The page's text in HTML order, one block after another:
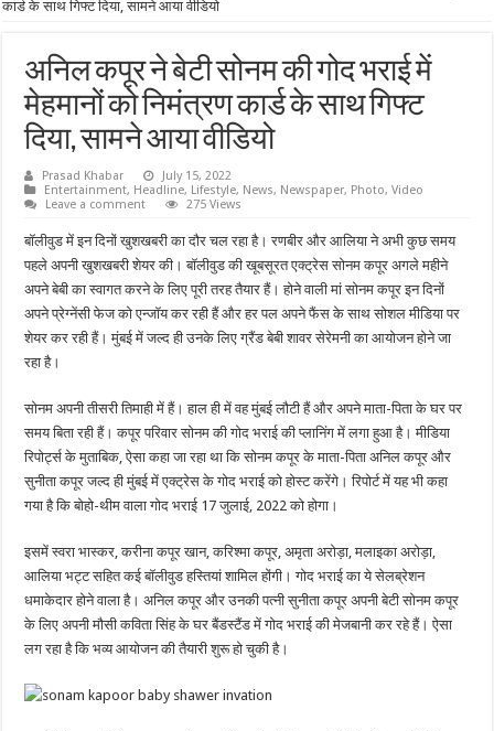
कार्ड के साथ गिफ्ट दिया, सामने आया वीडियो
अनिल कपूर ने बेटी सोनम की गोद भराई में
मेहमानों को निमंत्रण कार्ड के साथ गिफ्ट
दिया, सामने आया वीडियो
Prasad Khabar
July 15, 2022
Entertainment, Headline, Lifestyle, News, Newspaper, Photo,Video
Leave a comment
275 Views
बॉलीवुड में इन दिनों खुशखबरी का दौर चल रहा है। रणबीर और आलिया ने अभी कुछ समय
पहले अपनी खुशखबरी शेयर की। बॉलीवुड की खूबसूरत एक्ट्रेस सोनम कपूर अगले महीने
अपने बेबी का स्वागत करने के लिए पूरी तरह तैयार हैं। होने वाली मां सोनम कपूर इन दिनों
अपने प्रेग्नेंसी फेज को एन्जॉय कर रही हैं और हर पल अपने फैंस के साथ सोशल मीडिया पर
शेयर कर रही हैं। मुंबई में जल्द ही उनके लिए ग्रैंड बेबी शावर सेरेमनी का आयोजन होने जा
रहा है।
सोनम अपनी तीसरी तिमाही में हैं। हाल ही में वह मुंबई लौटी हैं और अपने माता-पिता के घर पर
समय बिता रही हैं। कपूर परिवार सोनम की गोद भराई की प्लानिंग में लगा हुआ है। मीडिया
रिपोर्ट्स के मुताबिक, ऐसा कहा जा रहा था कि सोनम कपूर के माता-पिता अनिल कपूर और
सुनीता कपूर जल्द ही मुंबई में एक्ट्रेस के गोद भराई को होस्ट करेंगे। रिपोर्ट में यह भी कहा
गया है कि बोहो-थीम वाला गोद भराई 17 जुलाई, 2022 को होगा।
इसमें स्वरा भास्कर, करीना कपूर खान, करिश्मा कपूर, अमृता अरोड़ा, मलाइका अरोड़ा,
आलिया भट्ट सहित कई बॉलीवुड हस्तियां शामिल होंगी। गोद भराई का ये सेलब्रेशन
धमाकेदार होने वाला है। अनिल कपूर और उनकी पत्नी सुनीता कपूर अपनी बेटी सोनम कपूर
के लिए अपनी मौसी कविता सिंह के घर बैंडस्टैंड में गोद भराई की मेजबानी कर रहे हैं। ऐसा
लग रहा है कि भव्य आयोजन की तैयारी शुरू हो चुकी है।